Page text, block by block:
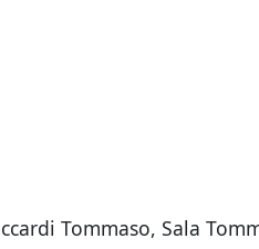
Tommaso, Sala